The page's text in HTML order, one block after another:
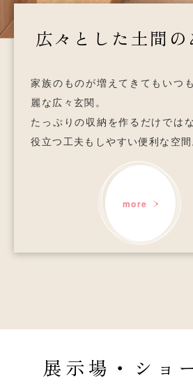
広々とした土間の
家族のものが増えてきても いつ
麗な広々玄関。
たっぷりの収納を作るだけではな
役立つ工夫もしやすい便利な空間
more
展示場・ショ